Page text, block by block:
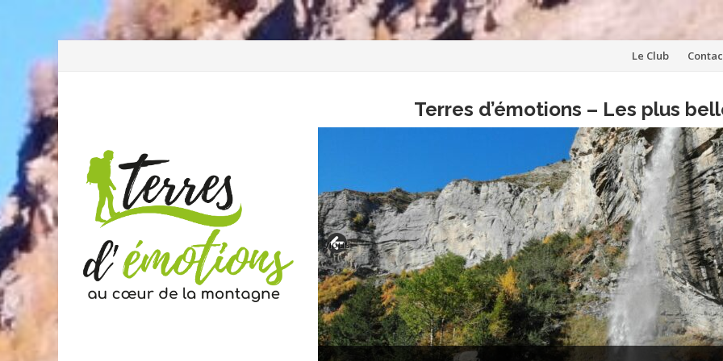
Aller
contenu
Le Club
Terres d’émotions – Les plus
Previous